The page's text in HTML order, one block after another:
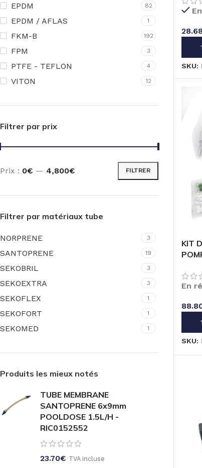
EPDM 82
EPDM / AFLAS 1
FKM-B 192
FPM 3
PTFE - TEFLON 4
VITON 12
Filtrer par prix
FILTRER
Prix : 0€ — 4,800€
Filtrer par matériaux tube
NORPRENE 3
SANTOPRENE 19
SEKOBRIL 3
SEKOEXTRA 3
SEKOFLEX 1
SEKOFORT 1
SEKOMED 1
Produits les mieux notés
TUBE MEMBRANE
SANTOPRENE 6x9mm
POOLDOSE 1.5L/H -
RIC0152552
23.70€ TVA incluse
SKU:
KIT
En
SKU: